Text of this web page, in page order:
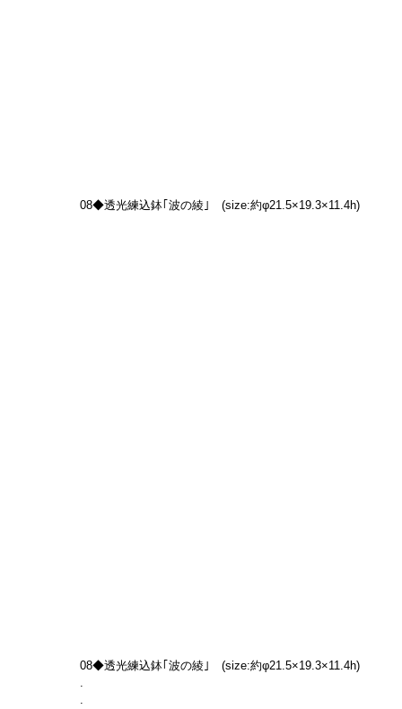
08◆透光練込鉢｢波の綾｣　(size:約φ21.5×19.3×11.4h)
08◆透光練込鉢｢波の綾｣　(size:約φ21.5×19.3×11.4h)